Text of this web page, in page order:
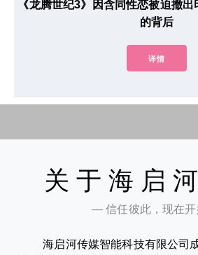
《龙腾世纪3》因含同性恋被迫撤
的背后
详情
关于海启
— 信任彼此，现在
海启河传媒智能科技有限公司